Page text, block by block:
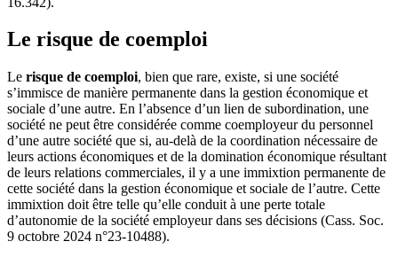
Le risque de coemploi
Le risque de coemploi, bien que rare, existe, si une société
s’immisce de manière permanente dans la gestion économique et
sociale d’une autre. En l’absence d’un lien de subordination, une
société ne peut être considérée comme coemployeur du personnel
d’une autre société que si, au-delà de la coordination nécessaire de
leurs actions économiques et de la domination économique résultant
de leurs relations commerciales, il y a une immixtion permanente de
cette société dans la gestion économique et sociale de l’autre. Cette
immixtion doit être telle qu’elle conduit à une perte totale
d’autonomie de la société employeur dans ses décisions (Cass. Soc.
9 octobre 2024 n°23-10488).